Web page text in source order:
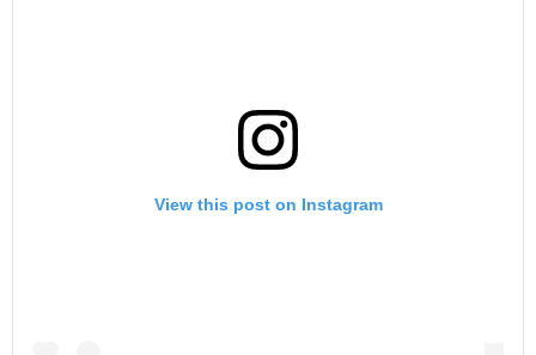
View this post on Instagram